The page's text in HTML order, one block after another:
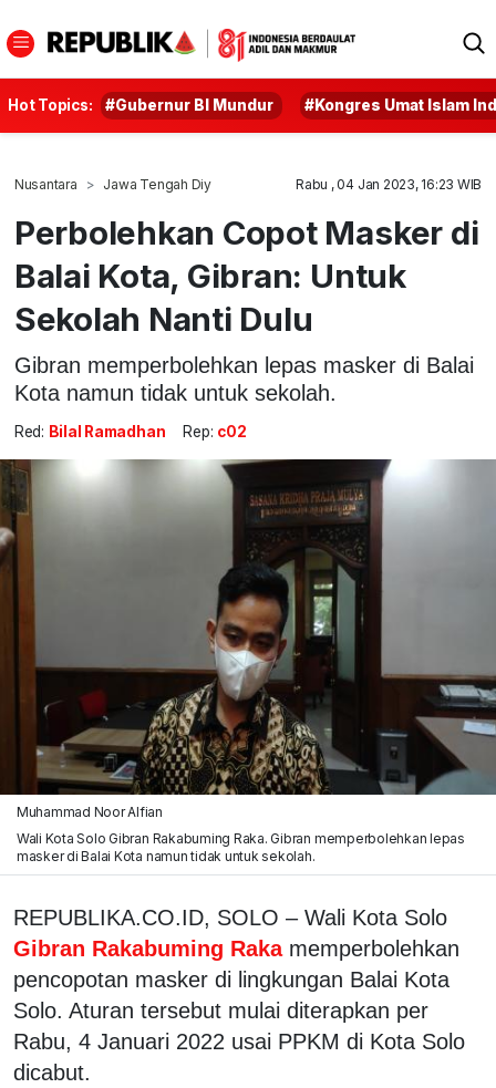
Hot Topics: #Gubernur BI Mundur #Kongres Umat Islam
Nusantara Jawa Tengah Diy Rabu , 04 Jan 2023, 16:23 WIB
Perbolehkan Copot Masker di
Balai Kota, Gibran: Untuk
Sekolah Nanti Dulu
Gibran memperbolehkan lepas masker di Balai
Kota namun tidak untuk sekolah.
Red: Bilal Ramadhan Rep: c02
Muhammad Noor Alfian
Wali Kota Solo Gibran Rakabuming Raka. Gibran memperbolehkan lepas
masker di Balai Kota namun tidak untuk sekolah.
REPUBLIKA.CO.ID, SOLO – Wali Kota Solo
Gibran Rakabuming Raka memperbolehkan
pencopotan masker di lingkungan Balai Kota
Solo. Aturan tersebut mulai diterapkan per
Rabu, 4 Januari 2022 usai PPKM di Kota Solo
dicabut.